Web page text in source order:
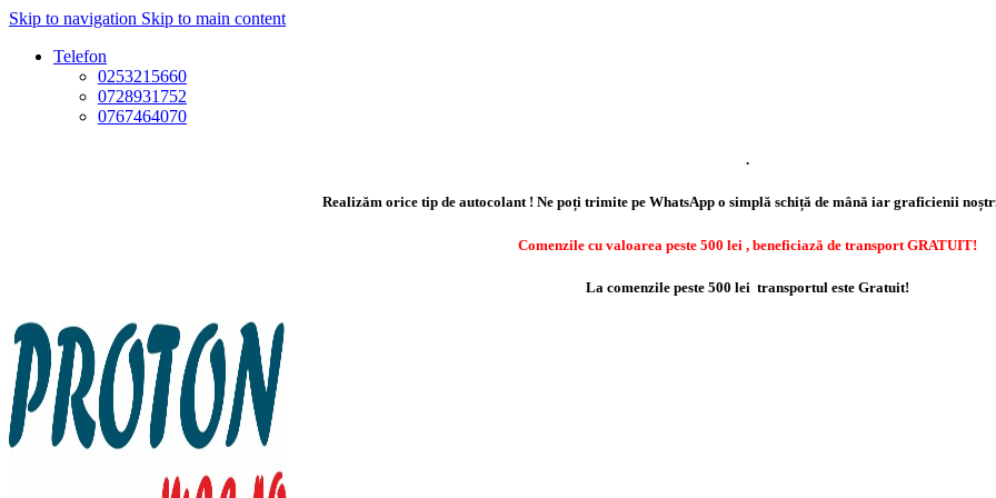
Skip to navigation Skip to main content
Telefon
0253215660
0728931752
0767464070
.
Realizăm orice tip de autocolant ! Ne poți trimite pe WhatsApp o simplă schiță de mână iar graficienii
Comenzile cu valoarea peste 500 lei , beneficiază de transport GRATUIT!
La comenzile peste 500 lei transportul este Gratuit!